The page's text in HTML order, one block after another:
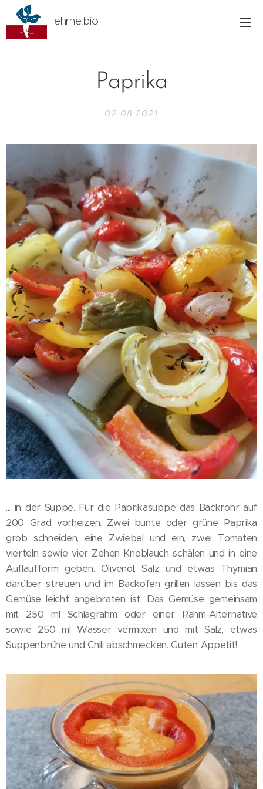
ehrne.bio
Paprika
02.08.2021
... in der Suppe. Für die Paprikasuppe das Backrohr auf
200 Grad vorheizen. Zwei bunte oder grüne Paprika
grob schneiden, eine Zwiebel und ein, zwei Tomaten
vierteln sowie vier Zehen Knoblauch schälen und in eine
Auflaufform geben. Olivenöl, Salz und etwas Thymian
darüber streuen und im Backofen grillen lassen bis das
Gemüse leicht angebraten ist. Das Gemüse gemeinsam
mit 250 ml Schlagrahm oder einer Rahm-Alternative
sowie 250 ml Wasser vermixen und mit Salz, etwas
Suppenbrühe und Chili abschmecken. Guten Appetit!